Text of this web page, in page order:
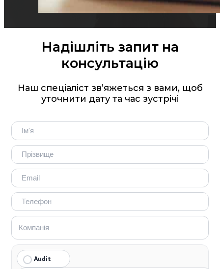
Надішліть запит на
консультацію
Наш спеціаліст зв’яжеться з вами, щоб
уточнити дату та час зустрічі
Audit